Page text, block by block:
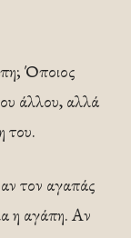
Όποιος
άλλου, αλλά
του.
τον αγαπάς
η αγάπη. Αν